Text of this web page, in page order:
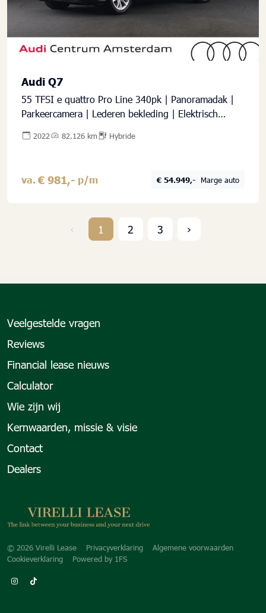
Audi Q7
55 TFSI e quattro Pro Line 340pk | Panoramadak |
Parkeercamera | Lederen bekleding | Elektrisch
2022 82.126 km Hybride
va. € 981,- p/m € 54.949,- Marge auto
‹ 1 2 3 ›
Veelgestelde vragen
Reviews
Financial lease nieuws
Calculator
Wie zijn wij
Kernwaarden, missie & visie
Contact
Dealers
Copyright navigation
© 2026 Virelli Lease Privacyverklaring
Algemene voorwaarden
Cookieverklaring
Powered by 1FS